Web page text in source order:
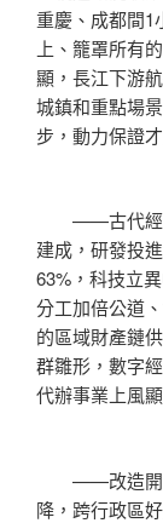
重慶、成都間1
上、籠罩所有
顯，長江下游
城鎮和重點場
步，動力保證
——古代經濟
建成，研發投
63%，科技立
分工加倍公道
的區域財產鏈
群雛形，數字
代辦事業上風
——改造開放
降，跨行政區